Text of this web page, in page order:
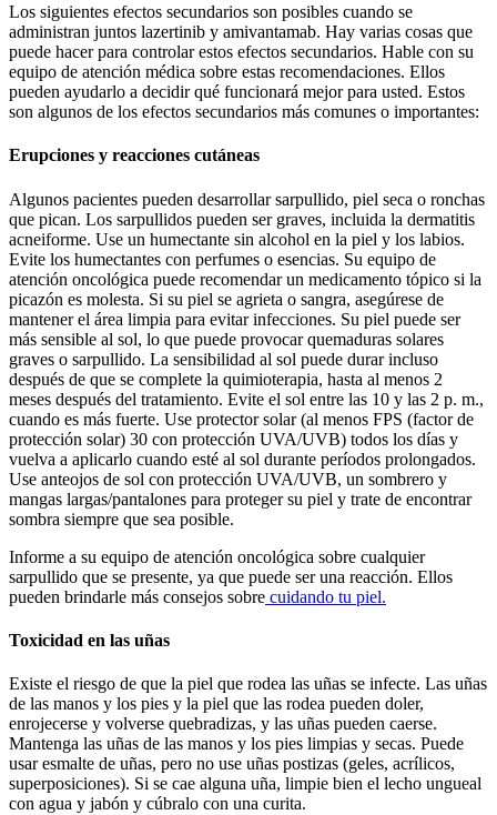
Los siguientes efectos secundarios son posibles cuando se
administran juntos lazertinib y amivantamab. Hay varias cosas que
puede hacer para controlar estos efectos secundarios. Hable con su
equipo de atención médica sobre estas recomendaciones. Ellos
pueden ayudarlo a decidir qué funcionará mejor para usted. Estos
son algunos de los efectos secundarios más comunes o importantes:
Erupciones y reacciones cutáneas
Algunos pacientes pueden desarrollar sarpullido, piel seca o ronchas
que pican. Los sarpullidos pueden ser graves, incluida la dermatitis
acneiforme. Use un humectante sin alcohol en la piel y los labios.
Evite los humectantes con perfumes o esencias. Su equipo de
atención oncológica puede recomendar un medicamento tópico si la
picazón es molesta. Si su piel se agrieta o sangra, asegúrese de
mantener el área limpia para evitar infecciones. Su piel puede ser
más sensible al sol, lo que puede provocar quemaduras solares
graves o sarpullido. La sensibilidad al sol puede durar incluso
después de que se complete la quimioterapia, hasta al menos 2
meses después del tratamiento. Evite el sol entre las 10 y las 2 p. m.,
cuando es más fuerte. Use protector solar (al menos FPS (factor de
protección solar) 30 con protección UVA/UVB) todos los días y
vuelva a aplicarlo cuando esté al sol durante períodos prolongados.
Use anteojos de sol con protección UVA/UVB, un sombrero y
mangas largas/pantalones para proteger su piel y trate de encontrar
sombra siempre que sea posible.
Informe a su equipo de atención oncológica sobre cualquier
sarpullido que se presente, ya que puede ser una reacción. Ellos
pueden brindarle más consejos sobre cuidando tu piel.
Toxicidad en las uñas
Existe el riesgo de que la piel que rodea las uñas se infecte. Las uñas
de las manos y los pies y la piel que las rodea pueden doler,
enrojecerse y volverse quebradizas, y las uñas pueden caerse.
Mantenga las uñas de las manos y los pies limpias y secas. Puede
usar esmalte de uñas, pero no use uñas postizas (geles, acrílicos,
superposiciones). Si se cae alguna uña, limpie bien el lecho ungueal
con agua y jabón y cúbralo con una curita.